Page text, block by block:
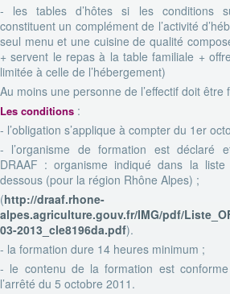
- les tables d’hôtes si les conditions
constituent un complément de l’activité
seul menu et une cuisine de qualité
+ servent le repas à la table familiale +
limitée à celle de l’hébergement)
Au moins une personne de l’effectif doit être
Les conditions :
- l’obligation s’applique à compter du 1er
- l’organisme de formation est déclaré
DRAAF : organisme indiqué dans la liste
dessous (pour la région Rhône Alpes) ;
(http://draaf.rhone-
alpes.agriculture.gouv.fr/IMG/pdf/
03-2013_cle8196da.pdf).
- la formation dure 14 heures minimum ;
- le contenu de la formation est
l’arrêté du 5 octobre 2011.